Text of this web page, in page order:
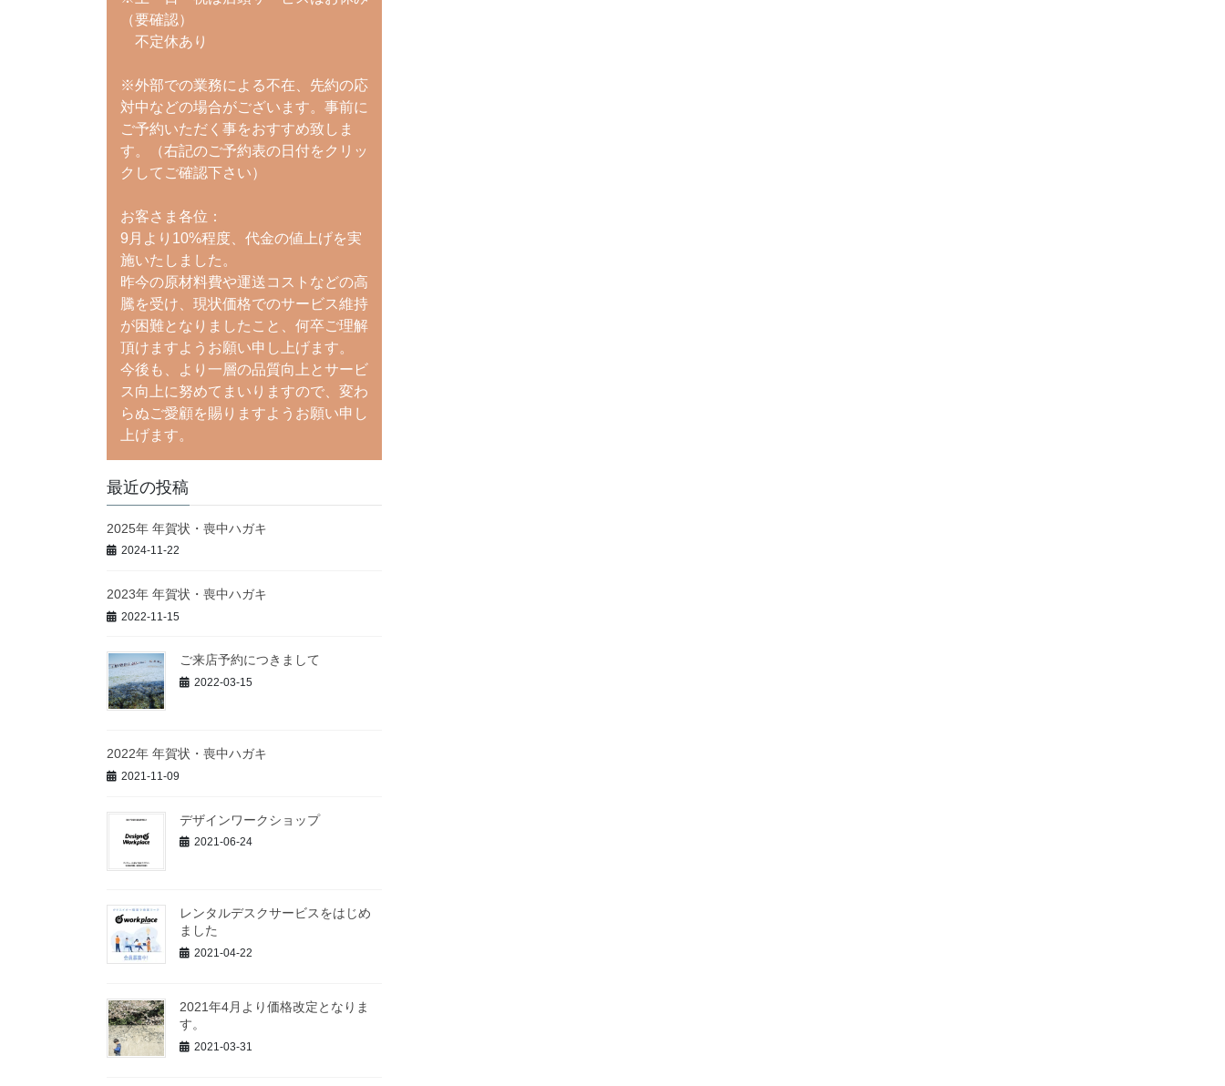
（要確認）
不定休あり
※外部での業務による不在、先約の応
対中などの場合がございます。事前に
ご予約いただく事をおすすめ致しま
す。（右記のご予約表の日付をクリッ
クしてご確認下さい）
お客さま各位：
9月より10%程度、代金の値上げを実
施いたしました。
昨今の原材料費や運送コストなどの高
騰を受け、現状価格でのサービス維持
が困難となりましたこと、何卒ご理解
頂けますようお願い申し上げます。
今後も、より一層の品質向上とサービ
ス向上に努めてまいりますので、変わ
らぬご愛顧を賜りますようお願い申し
上げます。
最近の投稿
2025年 年賀状・喪中ハガキ
2024-11-22
2023年 年賀状・喪中ハガキ
2022-11-15
ご来店予約につきまして
2022-03-15
2022年 年賀状・喪中ハガキ
2021-11-09
デザインワークショップ
2021-06-24
レンタルデスクサービスをはじめ
ました
2021-04-22
2021年4月より価格改定となりま
す。
2021-03-31